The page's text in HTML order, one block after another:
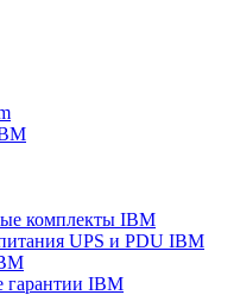
комплекты IBM
UPS и PDU IBM
гарантии IBM